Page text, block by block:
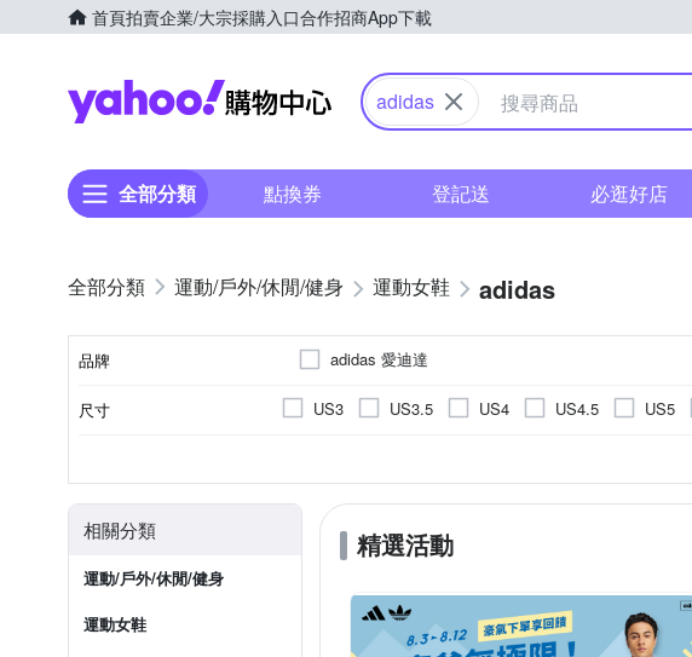
首頁拍賣企業/大宗採購入口合作招商App下載
Yahoo購物中心
adidas
全部分類 點換券 登記送 必逛好店
運動/戶外/休閒/健身 運動女鞋 adidas
品牌 adidas 愛迪達
尺寸 US3 US3.5 US4 US4.5 US5
EU36
EU37 EU38 EU39 EU40
UK4.5
UK5
21.5cm
22cm
相關分類
運動/戶外/休閒/健身
運動女鞋
精選活動